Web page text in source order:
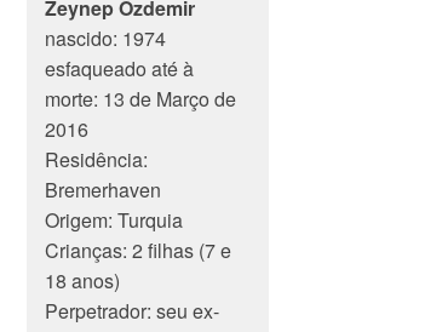
Zeynep Özdemir
nascido: 1974
esfaqueado até à
morte: 13 de Março de
2016
Residência:
Bremerhaven
Origem: Turquia
Crianças: 2 filhas (7 e
18 anos)
Perpetrador: seu ex-